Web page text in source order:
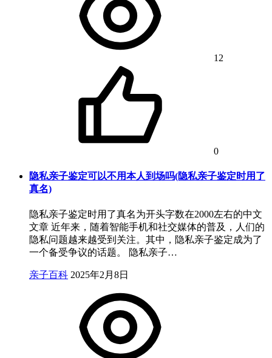
12
0
隐私亲子鉴定可以不用本人到场吗(隐私亲子鉴定时用了
真名)
隐私亲子鉴定时用了真名为开头字数在2000左右的中文
文章 近年来，随着智能手机和社交媒体的普及，人们的
隐私问题越来越受到关注。其中，隐私亲子鉴定成为了
一个备受争议的话题。 隐私亲子…
亲子百科 2025年2月8日